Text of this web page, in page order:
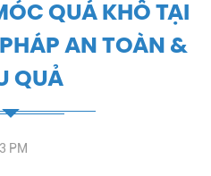
QUÁ KHỔ TẠI
AN TOÀN &
QUẢ
PM